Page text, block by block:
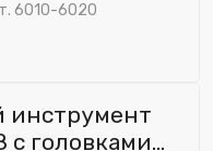
6010-6020
витрине mag1c:
инструмент
головками